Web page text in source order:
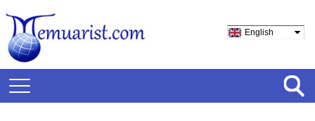
English